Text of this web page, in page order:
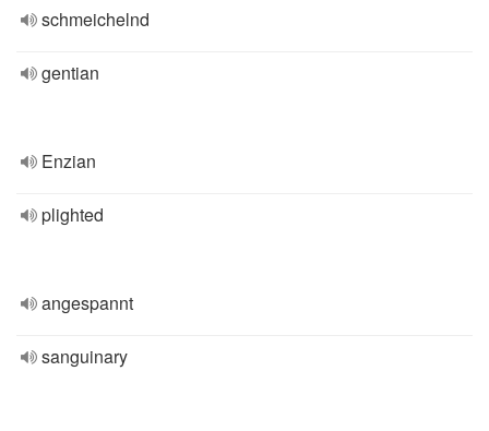
schmeichelnd
gentian
Enzian
plighted
angespannt
sanguinary